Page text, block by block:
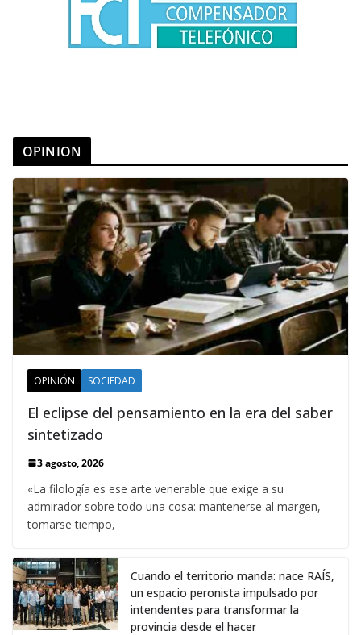
OPINION
OPINIÓN SOCIEDAD
El eclipse del pensamiento en la era del saber
sintetizado
3 agosto, 2026
«La filología es ese arte venerable que exige a su
admirador sobre todo una cosa: mantenerse al margen,
tomarse tiempo,
Cuando el territorio manda: nace RAÍS,
un espacio peronista impulsado por
intendentes para transformar la
provincia desde el hacer